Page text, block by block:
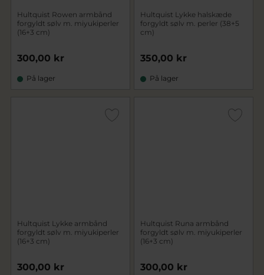
Hultquist Rowen armbånd
forgyldt sølv m. miyukiperler
(16+3 cm)
300,00 kr
På lager
Hultquist Lykke halskæde
forgyldt sølv m. perler (38+5
cm)
350,00 kr
På lager
Hultquist Lykke armbånd
forgyldt sølv m. miyukiperler
(16+3 cm)
300,00 kr
Hultquist Runa armbånd
forgyldt sølv m. miyukiperler
(16+3 cm)
300,00 kr